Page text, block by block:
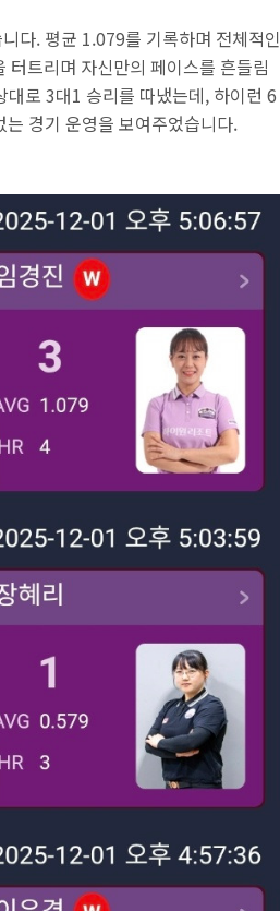
다. 평균 1.079를 기록하며 전체적인
트리며 자신만의 페이스를 흔들림
로 3대1 승리를 따냈는데, 하이런 6
경기 운영을 보여주었습니다.